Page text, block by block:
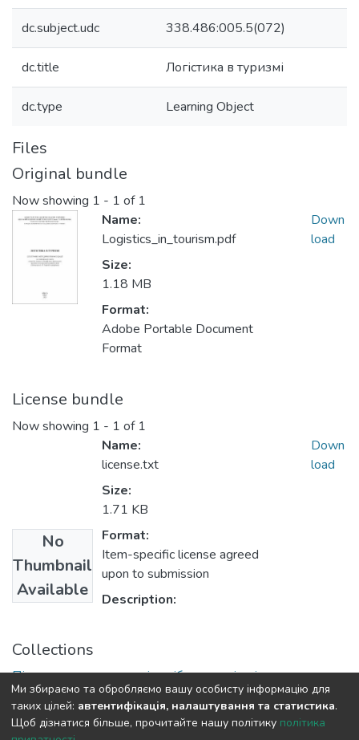
dc.subject.udc 338.486:005.5(072)
dc.title Логістика в туризмі
dc.type Learning Object
Files
Original bundle
Now showing 1 - 1 of 1
Name:
Logistics_in_tourism.pdf
Size:
1.18 MB
Format:
Adobe Portable Document
Format
Down
load
License bundle
Now showing 1 - 1 of 1
No
Thumbnail
Available
Name:
license.txt
Size:
1.71 KB
Format:
Item-specific license agreed
upon to submission
Description:
Down
load
Collections
Підручники, навчальні посібники та інші науково- та
навчально-методичні праці ГГФ
Ми збираємо та обробляємо вашу особисту інформацію для
таких цілей: автентифікація, налаштування та статистика.
Щоб дізнатися більше, прочитайте нашу політику політика